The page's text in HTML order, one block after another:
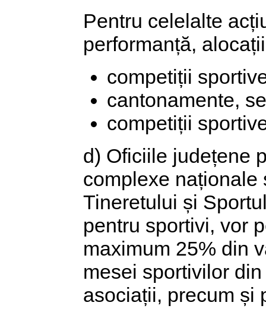
Pentru celelalte
performanță,
competiții
cantonamente,
competiții
d) Oficiile județene
complexe
Tineretului și
pentru sportivi, vor
maximum 25% din
mesei sportivilor
asociații, precum și